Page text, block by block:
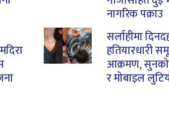
नागरिक पक्राउ
सर्लाहीमा
हतियारधारी
आक्रमण, सुनको
र मोबाइल